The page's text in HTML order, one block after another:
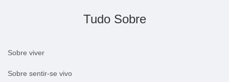
Tudo Sobre
Sobre viver
Sobre sentir-se vivo